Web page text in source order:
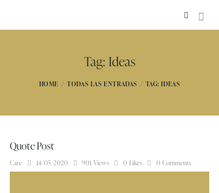
Tag: Ideas
HOME TODAS LAS ENTRADAS TAG: IDEAS
Quote Post
Care 14/05/2020 901 Views 0 Likes 0 Comments